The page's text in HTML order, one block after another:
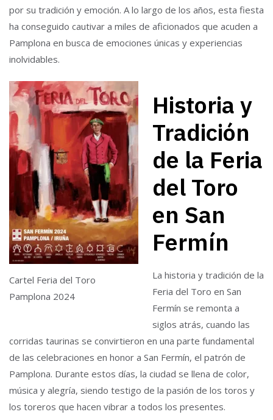
por su tradición y emoción. A lo largo de los años, esta fiesta
ha conseguido cautivar a miles de aficionados que acuden a
Pamplona en busca de emociones únicas y experiencias
inolvidables.
Cartel Feria del Toro
Pamplona 2024
Historia y
Tradición
de la Feria
del Toro
en San
Fermín
La historia y tradición de la
Feria del Toro en San
Fermín se remonta a
siglos atrás, cuando las
corridas taurinas se convirtieron en una parte fundamental
de las celebraciones en honor a San Fermín, el patrón de
Pamplona. Durante estos días, la ciudad se llena de color,
música y alegría, siendo testigo de la pasión de los toros y
los toreros que hacen vibrar a todos los presentes.